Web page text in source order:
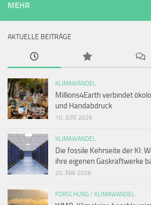
MEHR
AKTUELLE BEITRÄGE
KLIMAWANDEL
Millions4Earth verbindet
und Handabdruck
10. JUNI 2026
KLIMAWANDEL
Die fossile Kehrseite der KI:
ihre eigenen Gaskraftwerke
20. MAI 2026
FORSCHUNG / KLIMAWANDEL